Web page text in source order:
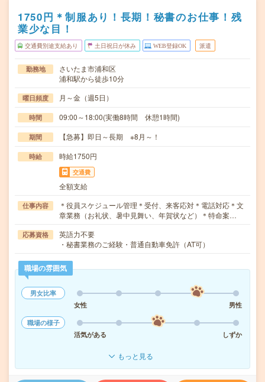
1750円＊制服あり！長期！秘書のお仕事！残
業少な目！
交通費別途支給あり 土日祝日が休み WEB登録OK 派遣
勤務地
さいたま市浦和区
浦和駅から徒歩10分
曜日頻度 月～金（週5日）
時間 09:00～18:00(実働8時間 休憩1時間)
期間 【急募】即日～長期 ※8月～！
時給 時給1750円
交通費
全額支給
仕事内容
＊役員スケジュール管理＊受付、来客応対＊電話対応＊文
章業務（お礼状、暑中見舞い、年賀状など）＊特命案…
応募資格
英語力不要
・秘書業務のご経験・普通自動車免許（AT可）
職場の雰囲気
男女比率
女性
男性
職場の様子
活気がある
しずか
もっと見る